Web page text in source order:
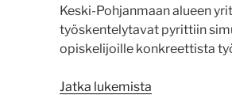
Keski-Pohjanmaan alueen
työskentelytavat pyrittiin
opiskelijoille konkreettista
Jatka lukemista